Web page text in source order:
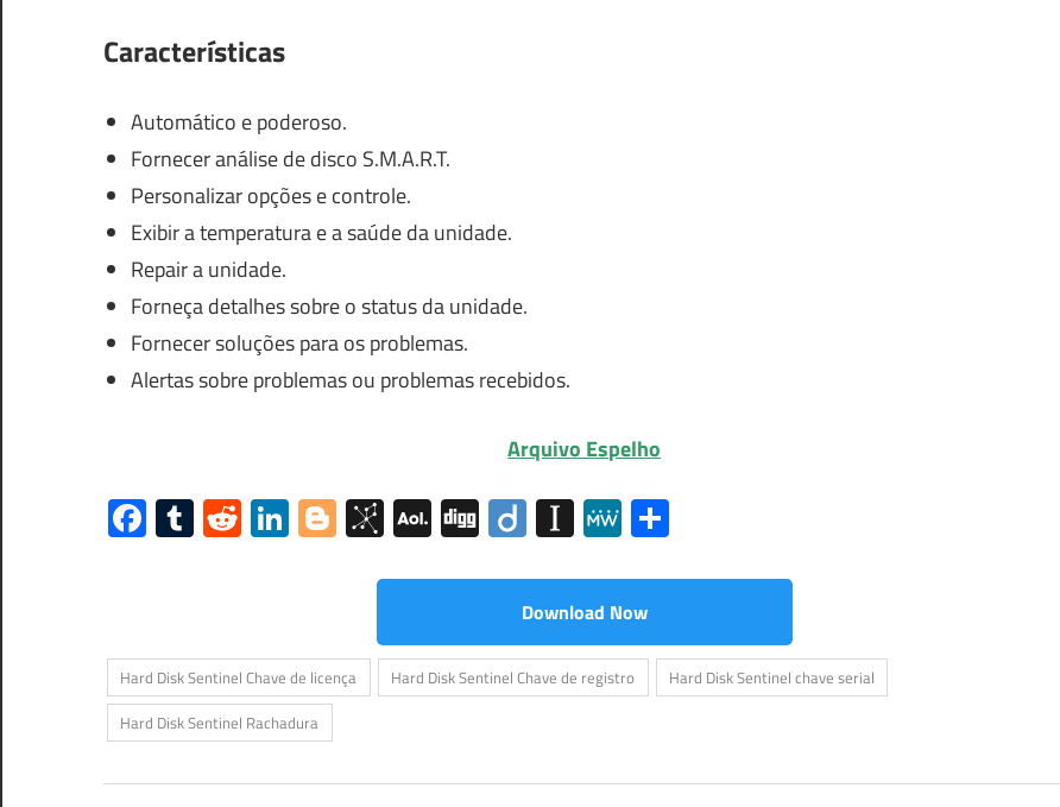
Características
Automático e poderoso.
Fornecer análise de disco S.M.A.R.T.
Personalizar opções e controle.
Exibir a temperatura e a saúde da unidade.
Repair a unidade.
Forneça detalhes sobre o status da unidade.
Fornecer soluções para os problemas.
Alertas sobre problemas ou problemas recebidos.
Arquivo Espelho
Facebook
Tumblr
RedditLinkedIn
Blogger
BibSonomy
AOL
Mail
DiggDiigoInstapaper
MeWe
Download Now
Hard Disk Sentinel Chave de licença Hard Disk Sentinel Chave de registro
Hard Disk Sentinel chave serial
Hard Disk Sentinel Rachadura